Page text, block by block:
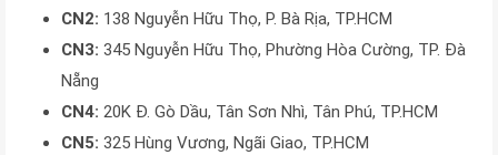
CN2: 138 Nguyễn Hữu Thọ, P. Bà Rịa, TP.HCM
CN3: 345 Nguyễn Hữu Thọ, Phường Hòa Cường, TP. Đà
Nẵng
CN4: 20K Đ. Gò Dầu, Tân Sơn Nhì, Tân Phú, TP.HCM
CN5: 325 Hùng Vương, Ngãi Giao, TP.HCM